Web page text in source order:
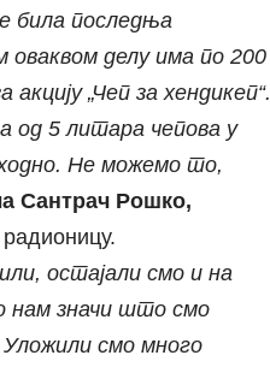
била последња
оваквом делу има по 200
„Чеп за хендикеп“.
од 5 литара чепова у
Не можемо то,
Сантрач Рошко,
остајали смо и на
нам значи што смо
Уложили смо много